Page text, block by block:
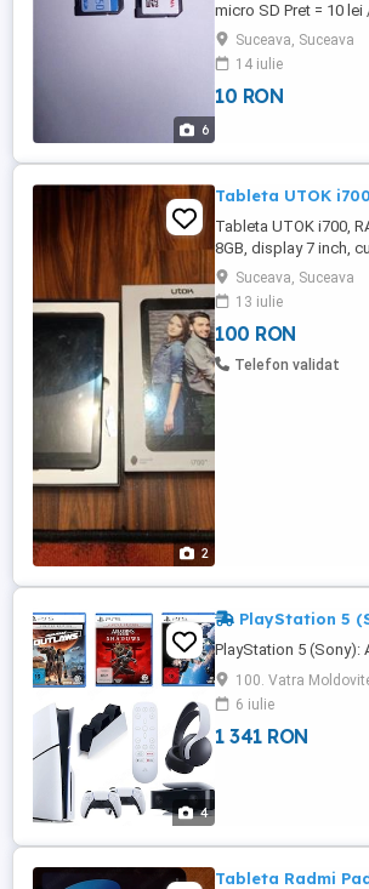
6
micro SD Pret = 10
HC - SIGMA MicroSD
MicroSD HC - LG
Suceava, Suceava
14 iulie
10 RON
2
Tableta UTOK i700
Tableta UTOK i700,
8GB, display 7 inch,
incarcare. Se poate
piese de schimb sau
Rabla. Pret 100lei.
Suceava, Suceava
13 iulie
100 RON
Telefon validat
4
PlayStation 5
PlayStation 5 (Sony):
100. Vatra
6 iulie
1 341 RON
Tableta Radmi